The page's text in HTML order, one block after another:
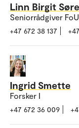
Linn Birgit
Seniorrådgiver FoU
+47 672 38 137
Ingrid Smette
Forsker I
+47 672 36 009